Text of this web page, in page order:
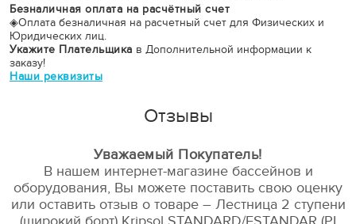
Безналичная оплата на расчётный счет
◈Оплата безналичная на расчетный счет для Физических и
Юридических лиц.
Укажите Плательщика в Дополнительной информации к
заказу!
Наши реквизиты
Отзывы
Уважаемый Покупатель!
В нашем интернет-магазине бассейнов и
оборудования, Вы можете поставить свою оценку
или оставить отзыв о товаре – Лестница 2 ступени